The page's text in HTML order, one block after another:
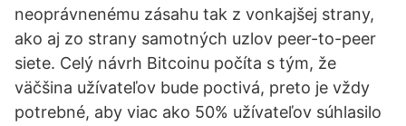
neoprávnenému zásahu tak z vonkajšej strany,
ako aj zo strany samotných uzlov peer-to-peer
siete. Celý návrh Bitcoinu počíta s tým, že
väčšina užívateľov bude poctivá, preto je vždy
potrebné, aby viac ako 50% užívateľov súhlasilo